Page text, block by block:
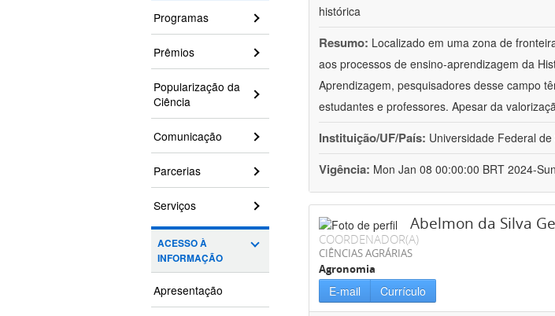
Programas
Prêmios
Popularização da
Ciência
Comunicação
Parcerias
Serviços
ACESSO À
INFORMAÇÃO
Apresentação
histórica
Resumo: Localizado em uma zona de
aos processos de ensino-aprendizagem da
Aprendizagem, pesquisadores desse campo
estudantes e professores. Apesar da
Instituição/UF/País: Universidade Federal
Vigência: Mon Jan 08 00:00:00 BRT 2024-
Abelmon da Silva
COORDENADOR(A)
CIÊNCIAS AGRÁRIAS
Agronomia
E-mail Currículo